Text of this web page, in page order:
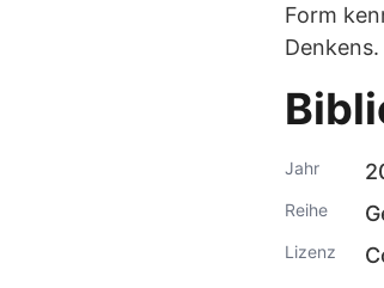
Form
Denkens.
Jahr
Reihe
Lizenz